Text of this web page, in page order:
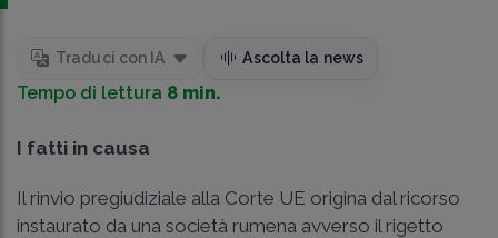
Traduci con IA Ascolta la news
Tempo di lettura 8 min.
I fatti in causa
Il rinvio pregiudiziale alla Corte UE origina dal ricorso
instaurato da una società rumena avverso il rigetto